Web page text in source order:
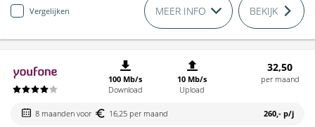
Vergelijken MEER INFO BEKIJK
100 Mb/s
Download
10 Mb/s
Upload
32,50
per maand
8 maanden voor 16,25 per maand 260,- p/j